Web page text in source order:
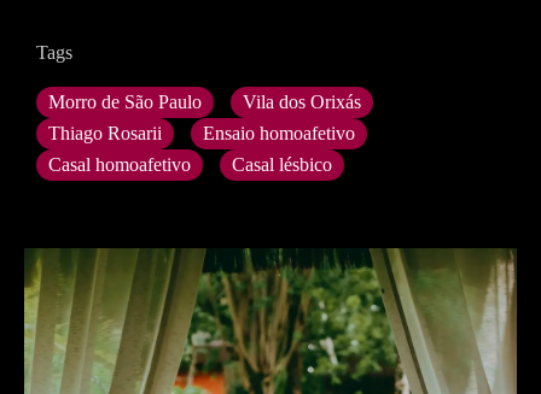
Tags
Morro de São Paulo
Vila dos Orixás
Thiago Rosarii
Ensaio homoafetivo
Casal homoafetivo
Casal lésbico